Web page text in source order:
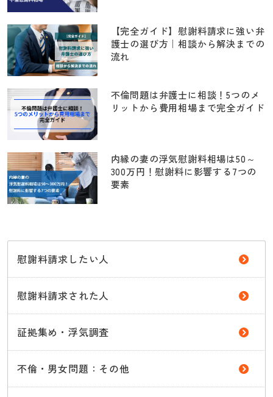
【完全ガイド】慰謝料請求に強い弁
護士の選び方｜相談から解決までの
流れ
不倫問題は弁護士に相談！5つのメ
リットから費用相場まで完全ガイド
内縁の妻の浮気慰謝料相場は50～
300万円！慰謝料に影響する7つの
要素
慰謝料請求したい人
慰謝料請求された人
証拠集め・浮気調査
不倫・男女問題：その他